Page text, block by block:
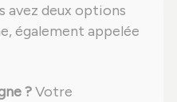
avez deux options
également appelée
?Votre